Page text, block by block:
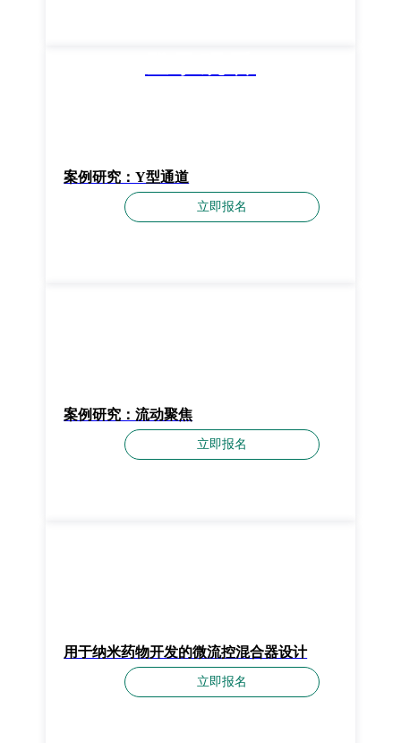
案例研究：Y型通道
立即报名
案例研究：流动聚焦
立即报名
用于纳米药物开发的微流控混合器设计
立即报名